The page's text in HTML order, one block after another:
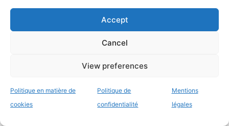
Accept
Cancel
View preferences
Politique en matière de
cookies
Politique de
confidentialité
Mentions
légales
offres groupées.
: si tu apprécies l’
et la compatibilité console/PC, le RS50
cerceaux et aux mises à jour constantes,